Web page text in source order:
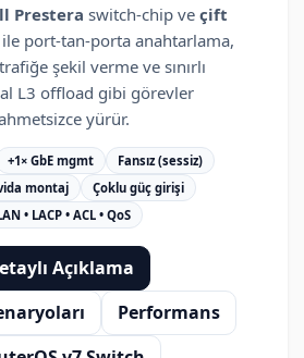
Prestera switch-chip veçift
ile port-tan-porta anahtarlama,
şekil verme ve sınırlı
L3 offload gibi görevler
yürür.
+1× GbE mgmt
Fansız (sessiz)
montaj
Çoklu güç girişi
• LACP • ACL • QoS
Açıklama
Performans